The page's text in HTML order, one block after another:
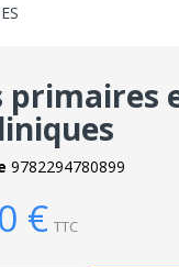
primaires
9782294780899
€ TTC